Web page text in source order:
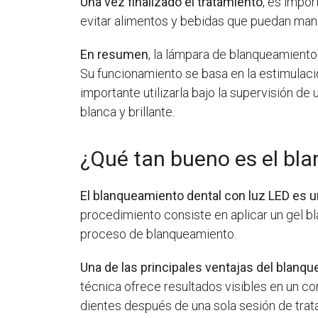
evitar alimentos y bebidas que puedan
En resumen, la lámpara de
Su funcionamiento se basa en la
importante utilizarla bajo la supervisión
blanca y brillante.
¿Qué tan bueno es el
El blanqueamiento dental con luz LED es
procedimiento consiste en aplicar un gel
proceso de blanqueamiento.
Una de las principales ventajas del
técnica ofrece resultados visibles en un
dientes después de una sola sesión de